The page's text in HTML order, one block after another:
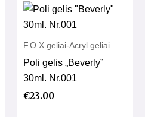
F.O.X geliai-Acryl geliai
Poli gelis „Beverly”
30ml. Nr.001
€23.00